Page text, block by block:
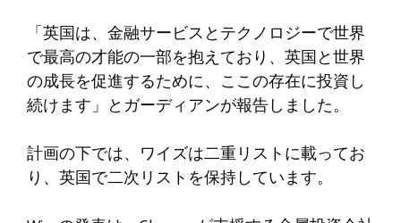
「英国は、金融サービスとテクノロジーで世界
で最高の才能の一部を抱えており、英国と世界
の成長を促進するために、ここの存在に投資し
続けます」とガーディアンが報告しました。
計画の下では、ワイズは二重リストに載ってお
り、英国で二次リストを保持しています。